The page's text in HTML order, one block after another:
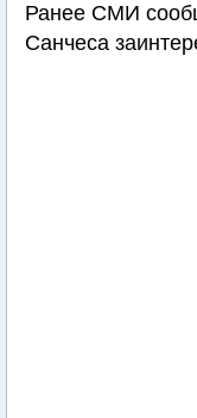
Ранее СМИ
Санчеса